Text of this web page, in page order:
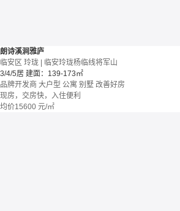
朗诗溪涧雅庐
临安区 玲珑 | 临安玲珑杨临线将军山
3/4/5居 建面：139-173㎡
品牌开发商 大户型 公寓 别墅 改善好房
现房，交房快，入住便利
均价15600 元/㎡